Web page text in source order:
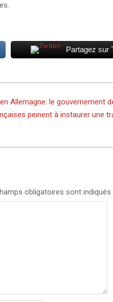
Partagez sur
Allemagne: le gouvernement
peinent à instaurer une
obligatoires sont indiqués